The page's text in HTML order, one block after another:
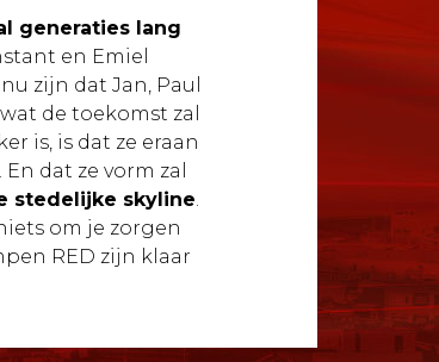
generaties lang
en Emiel
zijn dat Jan, Paul
de toekomst zal
is, is dat ze eraan
dat ze vorm zal
stedelijke skyline.
om je zorgen
RED zijn klaar